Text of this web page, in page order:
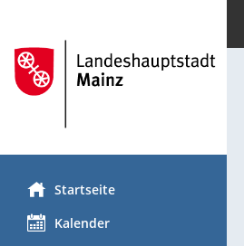
Startseite
Kalender